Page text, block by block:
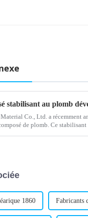
Co., Ltd. a récemment
de plomb. Ce
1860 Fabricants